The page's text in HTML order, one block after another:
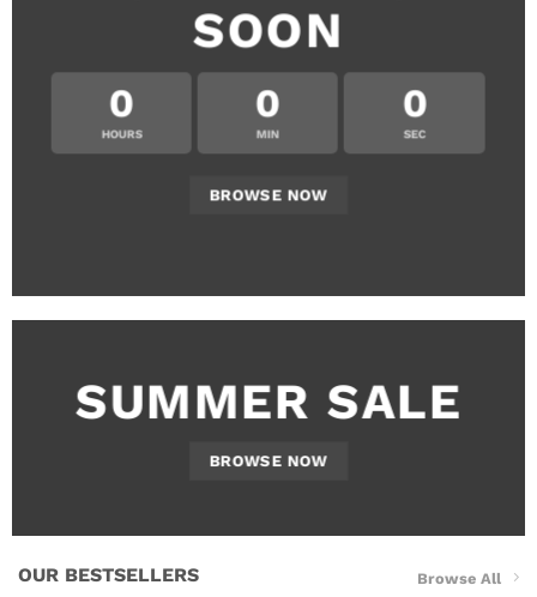
SOON
0
HOURS
0
MIN
0
SEC
BROWSE NOW
SUMMER SALE
BROWSE NOW
OUR BESTSELLERS Browse All